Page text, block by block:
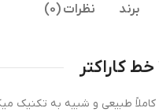
برند نظرات (0)
کاملاً طبیعی و شبیه به